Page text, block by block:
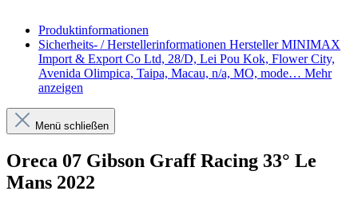
Produktinformationen
Sicherheits- / Herstellerinformationen Hersteller MINIMAX
Import & Export Co Ltd, 28/D, Lei Pou Kok, Flower City,
Avenida Olimpica, Taipa, Macau, n/a, MO, mode… Mehr
anzeigen
Menü schließen
Oreca 07 Gibson Graff Racing 33° Le
Mans 2022